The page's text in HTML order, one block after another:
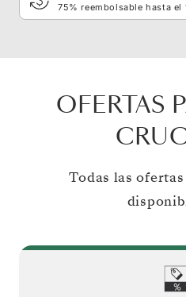
75% reembolsable hasta el
OFERTAS
Todas las